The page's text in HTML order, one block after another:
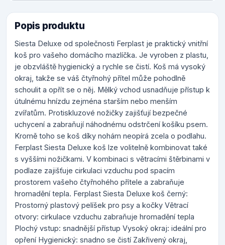
Popis produktu
Siesta Deluxe od společnosti Ferplast je praktický vnitřní
koš pro vašeho domácího mazlíčka. Je vyroben z plastu,
je obzvláště hygienický a rychle se čistí. Koš má vysoký
okraj, takže se váš čtyřnohý přítel může pohodlně
schoulit a opřít se o něj. Mělký vchod usnadňuje přístup k
útulnému hnízdu zejména starším nebo menším
zvířatům. Protiskluzové nožičky zajišťují bezpečné
uchycení a zabraňují náhodnému odstrčení košíku psem.
Kromě toho se koš díky nohám neopírá zcela o podlahu.
Ferplast Siesta Deluxe koš lze volitelně kombinovat také
s vyššími nožičkami. V kombinaci s větracími štěrbinami v
podlaze zajišťuje cirkulaci vzduchu pod spacím
prostorem vašeho čtyřnohého přítele a zabraňuje
hromadění tepla. Ferplast Siesta Deluxe koš černý:
Prostorný plastový pelíšek pro psy a kočky Větrací
otvory: cirkulace vzduchu zabraňuje hromadění tepla
Plochý vstup: snadnější přístup Vysoký okraj: ideální pro
opření Hygienický: snadno se čistí Zakřivený okraj,